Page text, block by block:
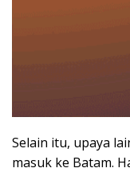
Selain itu, upaya
masuk ke Batam.